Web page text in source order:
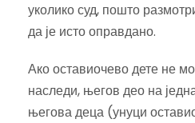
уколико суд, пошто
да је исто оправдано.
Ако оставиочево дете не
наследи, његов део на
његова деца (унуци